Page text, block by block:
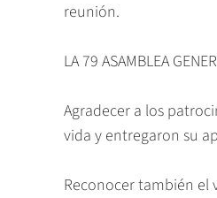
reunión.
LA 79 ASAMBLEA
Agradecer a los
vida y entregaron su
Reconocer también el